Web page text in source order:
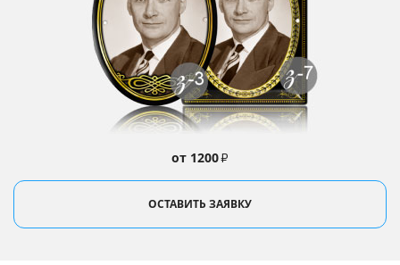
от 1200₽
ОСТАВИТЬ ЗАЯВКУ